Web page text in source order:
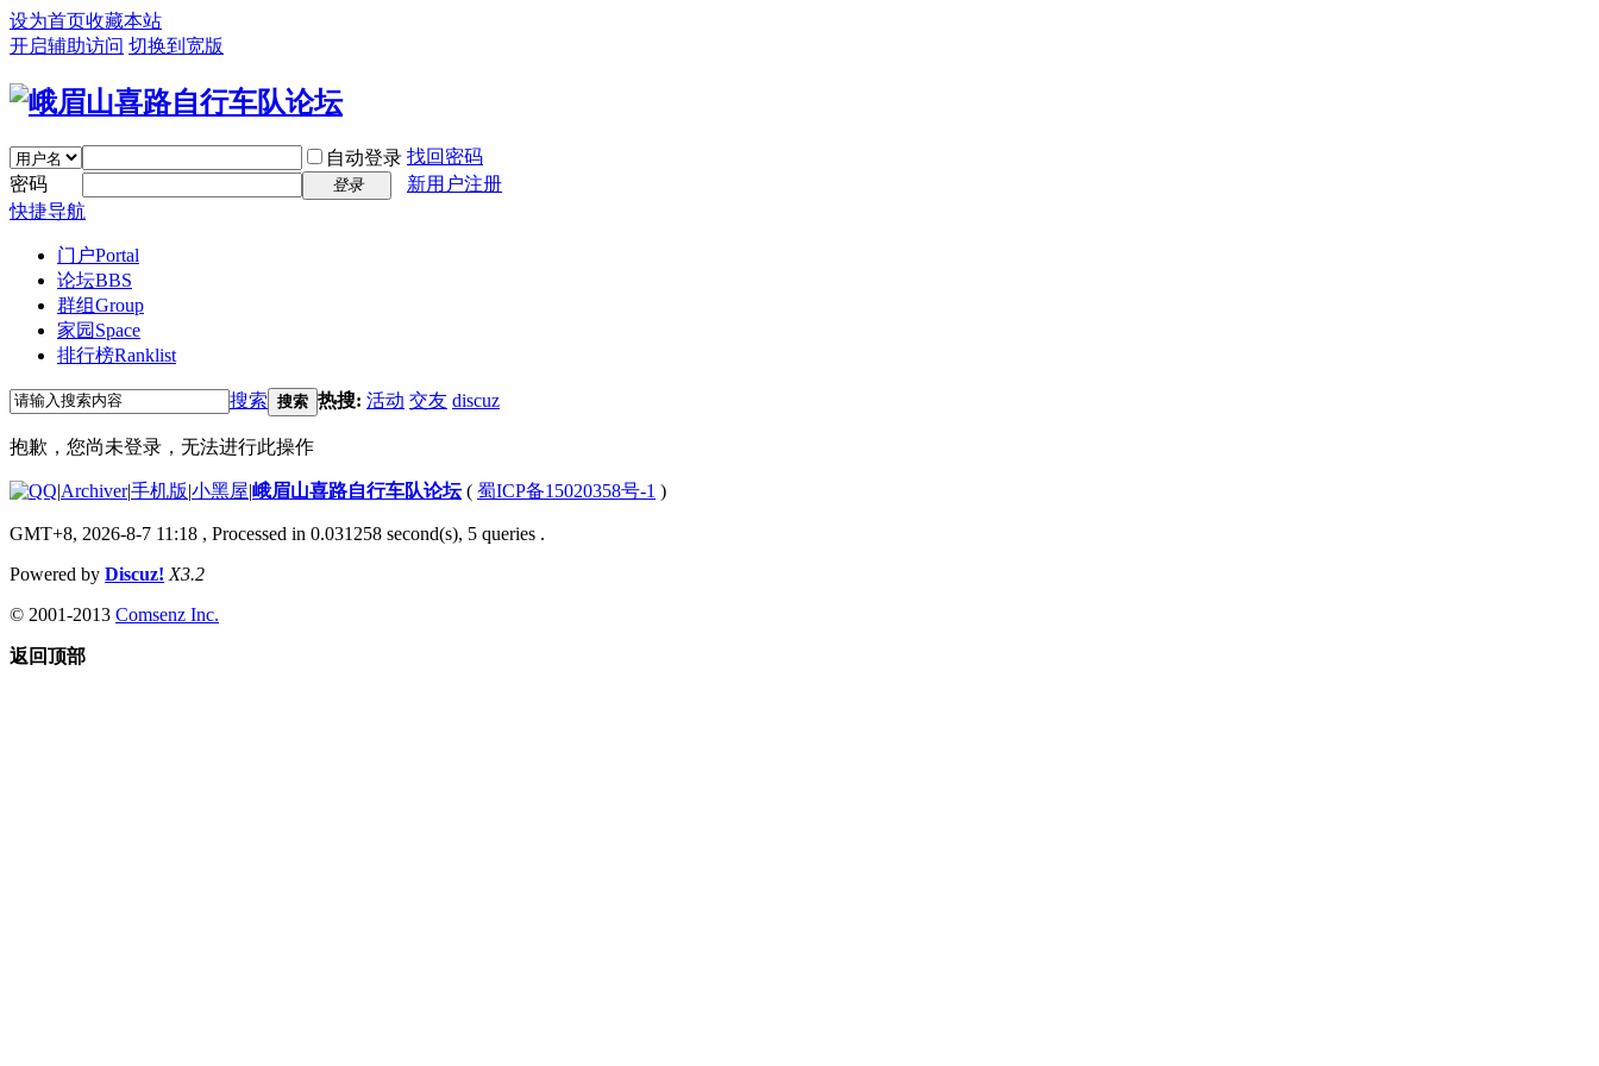
设为首页收藏本站
开启辅助访问 切换到宽版
自动登录 找回密码
密码
登录
新用户注册
快捷导航
门户Portal
论坛BBS
群组Group
家园 Space
排行榜Ranklist
搜索 搜索 热搜: 活动 交友 discuz
抱歉，您尚未登录，无法进行此操作
|Archiver|手机版|小黑屋|峨眉山喜路自行车队论坛( 蜀ICP备15020358号-1 )
GMT+8, 2026-8-7 11:18 , Processed in 0.031258 second(s), 5 queries .
Powered by Discuz! X3.2
© 2001-2013 Comsenz Inc.
返回顶部